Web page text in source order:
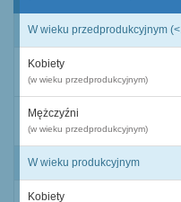
W wieku przedprodukcyjnym
Kobiety
(w wieku przedprodukcyjnym)
Mężczyźni
(w wieku przedprodukcyjnym)
W wieku produkcyjnym
Kobiety